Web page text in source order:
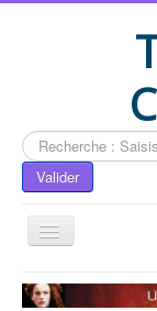
Rechercher
Valider
Accueil